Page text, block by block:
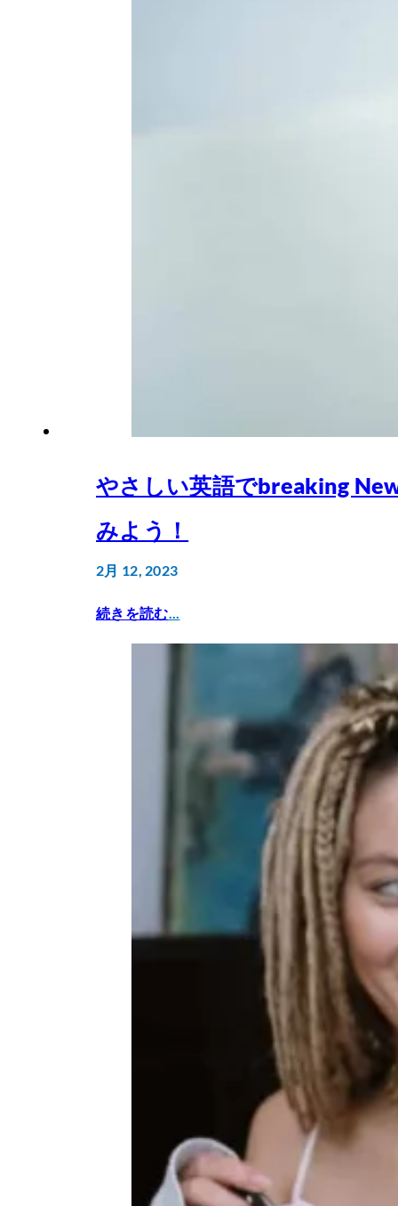
やさしい英語でbreaking
みよう！
2月 12, 2023
続きを読む...